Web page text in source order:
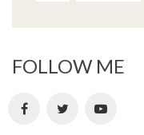
FOLLOW ME